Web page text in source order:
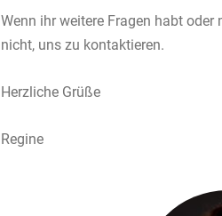
Wenn ihr weitere Fragen habt
nicht, uns zu kontaktieren.
Herzliche Grüße
Regine